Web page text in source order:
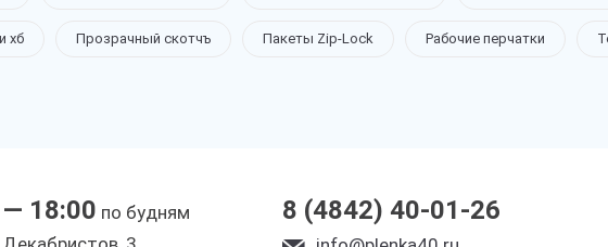
хб Прозрачный скотчъ Пакеты Zip-Lock Рабочие перчатки
18:00 по будням
8 (4842) 40-01-26